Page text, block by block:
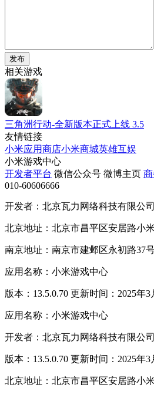
发布
相关游戏
三角洲行动-全新版本正式上线 3.5
友情链接
小米应用商店小米商城英雄互娱
小米游戏中心
开发者平台 微信公众号 微博主页
010-60606666
开发者：北京瓦力网络科技有限公司
北京地址：北京市昌平区安居路小
南京地址：南京市建邺区永初路37
应用名称：小米游戏中心
版本：13.5.0.70 更新时间：2025年3
应用名称：小米游戏中心
开发者：北京瓦力网络科技有限公
版本：13.5.0.70 更新时间：2025年3
北京地址：北京市昌平区安居路小